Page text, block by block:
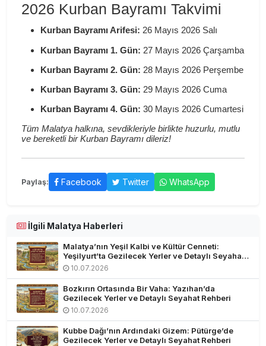
2026 Kurban Bayramı Takvimi
Kurban Bayramı Arifesi: 26 Mayıs 2026 Salı
Kurban Bayramı 1. Gün: 27 Mayıs 2026 Çarşamba
Kurban Bayramı 2. Gün: 28 Mayıs 2026 Perşembe
Kurban Bayramı 3. Gün: 29 Mayıs 2026 Cuma
Kurban Bayramı 4. Gün: 30 Mayıs 2026 Cumartesi
Tüm Malatya halkına, sevdikleriyle birlikte huzurlu, mutlu
ve bereketli bir Kurban Bayramı dileriz!
Paylaş: Facebook Twitter WhatsApp
İlgili Malatya Haberleri
Malatya’nın Yeşil Kalbi ve Kültür Cenneti:
Yeşilyurt’ta Gezilecek Yerler ve Detaylı Seyahat
Rehberi
10.07.2026
Bozkırın Ortasında Bir Vaha: Yazıhan’da
Gezilecek Yerler ve Detaylı Seyahat Rehberi
10.07.2026
Kubbe Dağı’nın Ardındaki Gizem: Pütürge’de
Gezilecek Yerler ve Detaylı Seyahat Rehberi